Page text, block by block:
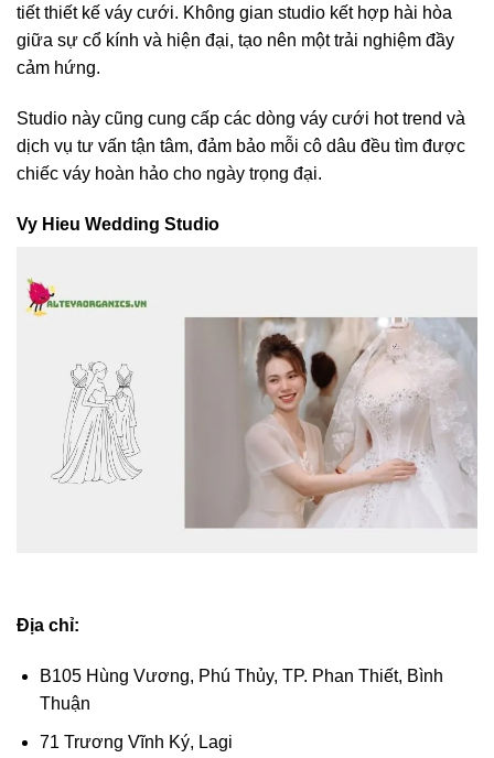
tiết thiết kế váy cưới. Không gian studio kết hợp hài hòa
giữa sự cổ kính và hiện đại, tạo nên một trải nghiệm đầy
cảm hứng.
Studio này cũng cung cấp các dòng váy cưới hot trend và
dịch vụ tư vấn tận tâm, đảm bảo mỗi cô dâu đều tìm được
chiếc váy hoàn hảo cho ngày trọng đại.
Vy Hieu Wedding Studio
Địa chỉ:
B105 Hùng Vương, Phú Thủy, TP. Phan Thiết, Bình
Thuận
71 Trương Vĩnh Ký, Lagi